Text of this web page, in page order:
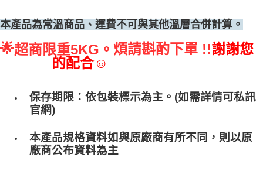
本產品為常溫商品、運費不可與其他溫層合併計算。
🌟超商限重5KG。 煩請斟酌下單 !!謝謝您
的配合☺
保存期限：依包裝標示為主。(如需詳情可私訊
官網)
本產品規格資料如與原廠商有所不同，則以原
廠商公布資料為主